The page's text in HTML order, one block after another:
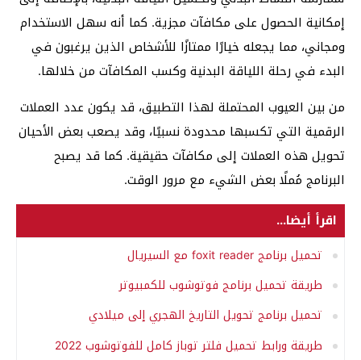
إمكانية الحصول على مكافآت مجزية. كما أنه سهل الاستخدام
ومجاني، مما يجعله خيارًا ممتازًا للأشخاص الذين يرغبون في
البدء في رحلة اللياقة البدنية وكسب المكافآت من خلالها.
من بين العيوب المحتملة لهذا التطبيق، قد يكون عدد العملات
الرقمية التي تكسبها محدودة نسبيًا، وقد يصعب بعض الأحيان
تحويل هذه العملات إلى مكافآت حقيقية. كما قد يصبح
البرنامج مُملًا بعض الشيء مع مرور الوقت.
اقرأ أيضا...
تحميل برنامج foxit reader مع السيريال
طريقة تحميل برنامج فوتوشوب للكمبيوتر
تحميل برنامج تحويل التاريخ الهجري إلى ميلادي
طريقة ورابط تحميل فلتر توباز كامل للفوتوشوب 2022